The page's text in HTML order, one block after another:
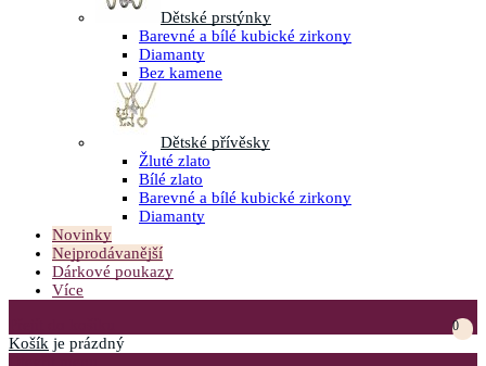
Dětské prstýnky
Barevné a bílé kubické zirkony
Diamanty
Bez kamene
Dětské přívěsky
Žluté zlato
Bílé zlato
Barevné a bílé kubické zirkony
Diamanty
Novinky
Nejprodávanější
Dárkové poukazy
Více
0
Košík je prázdný